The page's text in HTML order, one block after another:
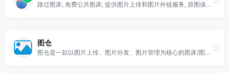
路过图床, 免费公共图床, 提供图片上传和图片外链服务, 原图保存, 全球CDN加速.
图仓
图仓是一款以图片上传、图片分发、图片管理为核心的图床/图片管理平台